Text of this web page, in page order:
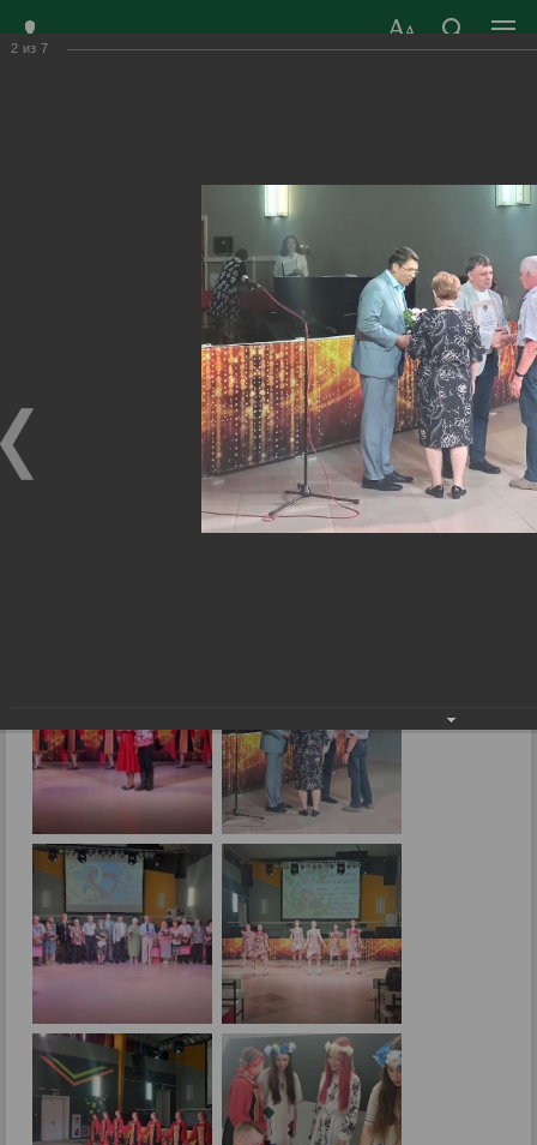
ВЛАДИМИРСКОЙ
г. Радужный, 1 квартал, д.55
Адрес здания администрации
radugn@avo.ru
Электронная почта
Главная Фотогалерея › Новости
›
День семьи, любви и верности 2023г.
День семьи, любви и верности 2023г.
2 из 7